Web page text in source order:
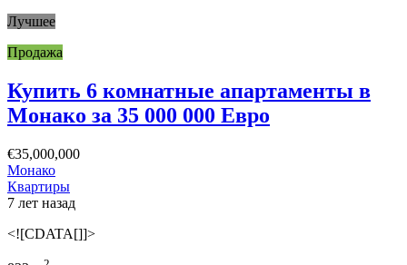
Лучшее
Продажа
Купить 6 комнатные апартаменты в
Монако за 35 000 000 Евро
€35,000,000
Монако
Квартиры
7 лет назад
<![CDATA[]]>